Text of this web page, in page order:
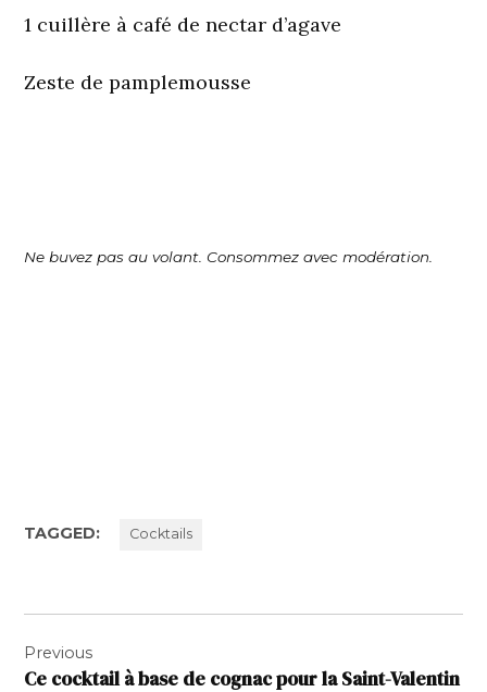
1 cuillère à café de nectar d’agave
Zeste de pamplemousse
Ne buvez pas au volant. Consommez avec modération.
TAGGED: Cocktails
de
Previous
Ce cocktail à base de cognac pour la Saint-Valentin